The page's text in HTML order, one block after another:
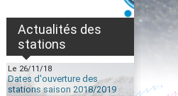
Actualités des
stations
Le 26/11/18
Dates d'ouverture des
stations saison 2018/2019